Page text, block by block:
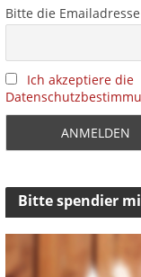
Bitte die
Ich akzeptiere die
Bitte spendier